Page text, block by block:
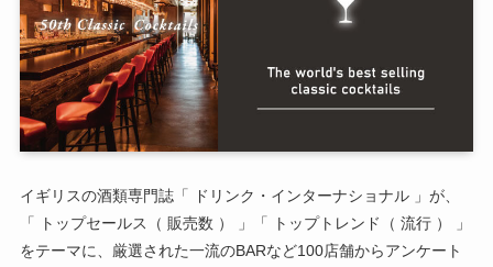
イギリスの酒類専門誌「 ドリンク・インターナショナル 」が、
「 トップセールス（ 販売数 ） 」「 トップトレンド（ 流行 ） 」
をテーマに、厳選された一流のBARなど100店舗からアンケート